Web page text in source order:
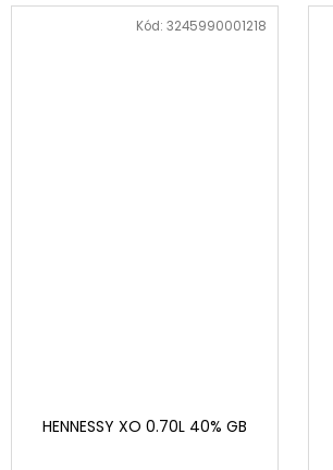
HENNESSY XO 0.70L 40% GB
Kód: 3245990001218